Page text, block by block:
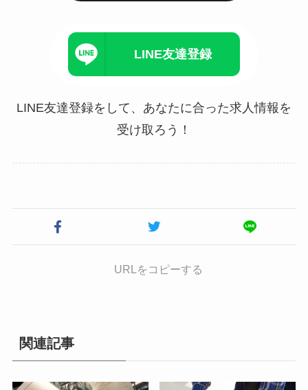
LINE友達登録
LINE友達登録をして、あなたに合った求人情報を
受け取ろう！
URLをコピーする
関連記事